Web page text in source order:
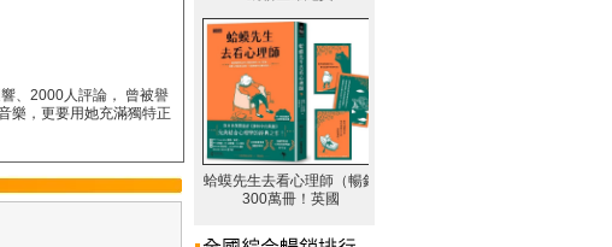
、2000人評論， 曾被譽
樂，更要用她充滿獨特正